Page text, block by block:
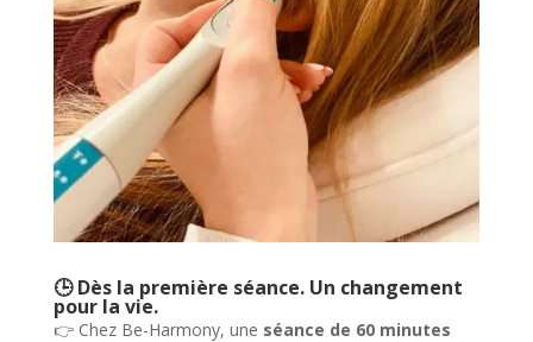
🕒 Dès la première séance. Un changement
pour la vie.
👉 Chez Be-Harmony, une séance de 60 minutes